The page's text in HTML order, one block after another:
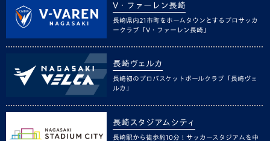
V・ファーレン長崎
長崎県内21市町をホームタウンとするプロサッカ
ークラブ「V・ファーレン長崎」
長崎ヴェルカ
長崎初のプロバスケットボールクラブ「長崎ヴェ
ルカ」
長崎スタジアムシティ
長崎駅から徒歩約10分！サッカースタジアムを中